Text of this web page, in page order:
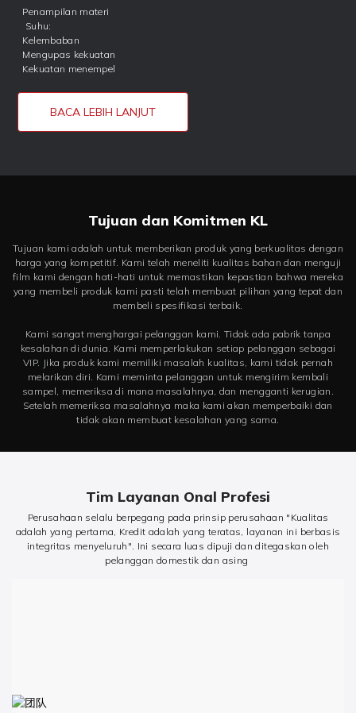
Penampilan materi
Suhu:
Kelembaban
Mengupas kekuatan
Kekuatan menempel
BACA LEBIH LANJUT
Tujuan dan Komitmen KL
Tujuan kami adalah untuk memberikan produk yang berkualitas dengan
harga yang kompetitif. Kami telah meneliti kualitas bahan dan menguji
film kami dengan hati-hati untuk memastikan kepastian bahwa mereka
yang membeli produk kami pasti telah membuat pilihan yang tepat dan
membeli spesifikasi terbaik.
Kami sangat menghargai pelanggan kami. Tidak ada pabrik tanpa
kesalahan di dunia. Kami memperlakukan setiap pelanggan sebagai
VIP. Jika produk kami memiliki masalah kualitas, kami tidak pernah
melarikan diri. Kami meminta pelanggan untuk mengirim kembali
sampel, memeriksa di mana masalahnya, dan mengganti kerugian.
Setelah memeriksa masalahnya maka kami akan memperbaiki dan
tidak akan membuat kesalahan yang sama.
Tim Layanan Onal Profesi
Perusahaan selalu berpegang pada prinsip perusahaan "Kualitas
adalah yang pertama, Kredit adalah yang teratas, layanan ini berbasis
integritas menyeluruh". Ini secara luas dipuji dan ditegaskan oleh
pelanggan domestik dan asing